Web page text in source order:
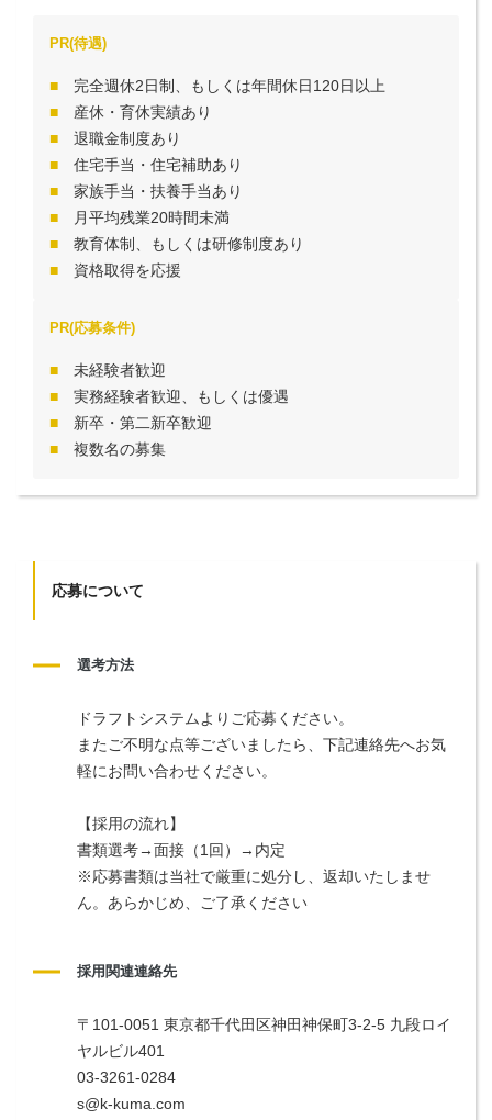
PR(待遇)
完全週休2日制、もしくは年間休日120日以上
産休・育休実績あり
退職金制度あり
住宅手当・住宅補助あり
家族手当・扶養手当あり
月平均残業20時間未満
教育体制、もしくは研修制度あり
資格取得を応援
PR(応募条件)
未経験者歓迎
実務経験者歓迎、もしくは優遇
新卒・第二新卒歓迎
複数名の募集
応募について
選考方法
ドラフトシステムよりご応募ください。
またご不明な点等ございましたら、下記連絡先へお気
軽にお問い合わせください。
【採用の流れ】
書類選考→面接（1回）→内定
※応募書類は当社で厳重に処分し、返却いたしませ
ん。あらかじめ、ご了承ください
採用関連連絡先
〒101-0051 東京都千代田区神田神保町3-2-5 九段ロイ
ヤルビル401
03-3261-0284
s@k-kuma.com